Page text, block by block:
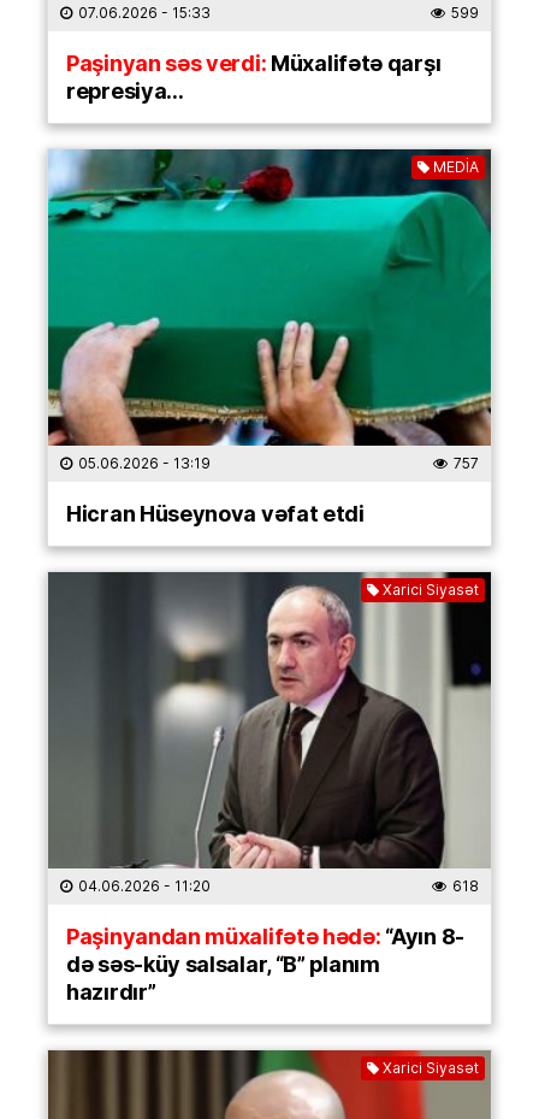
07.06.2026 - 15:33 599
Paşinyan səs verdi:Müxalifətə qarşı
represiya…
MEDİA
05.06.2026 - 13:19 757
Hicran Hüseynova vəfat etdi
Xarici Siyasət
04.06.2026 - 11:20 618
Paşinyandan müxalifətə hədə:“Ayın 8-
də səs-küy salsalar, “B” planım
hazırdır”
Xarici Siyasət